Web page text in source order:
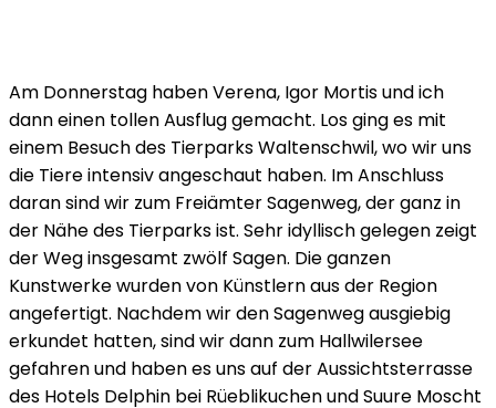
Am Donnerstag haben Verena, Igor Mortis und ich
dann einen tollen Ausflug gemacht. Los ging es mit
einem Besuch des Tierparks Waltenschwil, wo wir uns
die Tiere intensiv angeschaut haben. Im Anschluss
daran sind wir zum Freiämter Sagenweg, der ganz in
der Nähe des Tierparks ist. Sehr idyllisch gelegen zeigt
der Weg insgesamt zwölf Sagen. Die ganzen
Kunstwerke wurden von Künstlern aus der Region
angefertigt. Nachdem wir den Sagenweg ausgiebig
erkundet hatten, sind wir dann zum Hallwilersee
gefahren und haben es uns auf der Aussichtsterrasse
des Hotels Delphin bei Rüeblikuchen und Suure Moscht